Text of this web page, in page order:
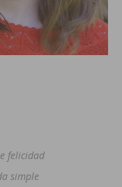
felicidad
simple